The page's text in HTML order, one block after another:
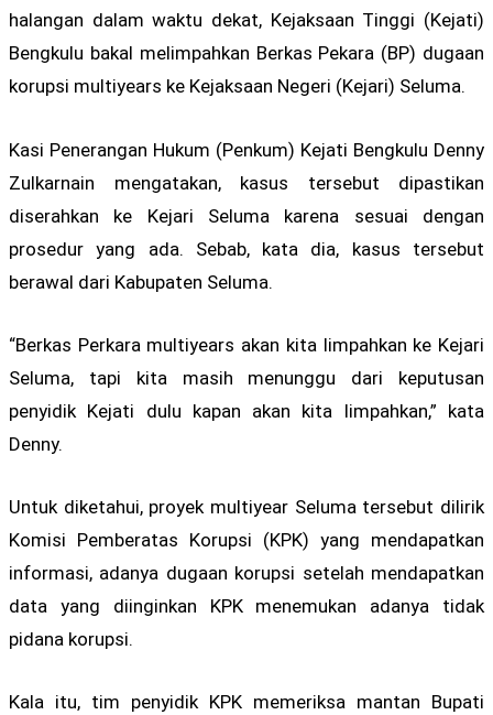
halangan dalam waktu dekat, Kejaksaan Tinggi (Kejati)
Bengkulu bakal melimpahkan Berkas Pekara (BP) dugaan
korupsi multiyears ke Kejaksaan Negeri (Kejari) Seluma.
Kasi Penerangan Hukum (Penkum) Kejati Bengkulu Denny
Zulkarnain mengatakan, kasus tersebut dipastikan
diserahkan ke Kejari Seluma karena sesuai dengan
prosedur yang ada. Sebab, kata dia, kasus tersebut
berawal dari Kabupaten Seluma.
“Berkas Perkara multiyears akan kita limpahkan ke Kejari
Seluma, tapi kita masih menunggu dari keputusan
penyidik Kejati dulu kapan akan kita limpahkan,” kata
Denny.
Untuk diketahui, proyek multiyear Seluma tersebut dilirik
Komisi Pemberatas Korupsi (KPK) yang mendapatkan
informasi, adanya dugaan korupsi setelah mendapatkan
data yang diinginkan KPK menemukan adanya tidak
pidana korupsi.
Kala itu, tim penyidik KPK memeriksa mantan Bupati